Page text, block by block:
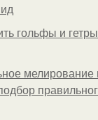
гольфы и
мелирование